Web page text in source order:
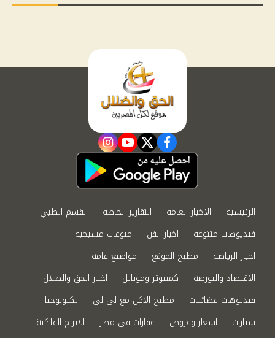
facebook
twitter
youtube
instagram
الرئيسية الاخبار العامة التقارير الخاصة
القسم الطبي
فيديوهات متنوعة
اخبار الفن
منوعات مسيحية
اخبار الرياضة
مطبخ الموقع
مواضيع عامة
الاقتصاد والبورصة
كمبيوتر وموبايل
اخبار الحق والضلال
فيديوهات فضائيات
مطبخ الاكل مع لى لى
تكنولوجيا
سيارات
اسعار وعروض عقارات في مصر
الابراج الفلكية